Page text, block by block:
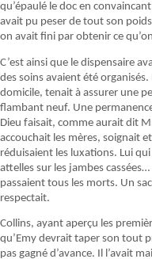
qu’épaulé le doc en
avait pu peser de tout son
on avait fini par obtenir ce
C’est ainsi que le dispensaire
des soins avaient été organisés.
domicile, tenait à assurer une
flambant neuf. Une
Dieu faisait, comme aurait dit
accouchait les mères, soignait
réduisaient les luxations. Lui
attelles sur les jambes
passaient tous les morts. Un
respectait.
Collins, ayant aperçu les
qu’Emy devrait taper son tout
pas gagné d’avance. Il l’avait